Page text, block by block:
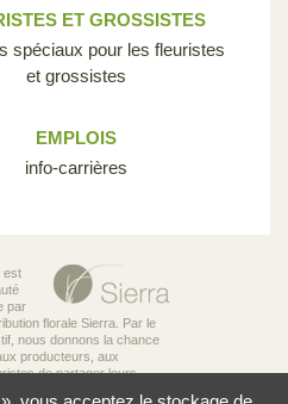
ET GROSSISTES
spéciaux pour les fleuristes
et grossistes
EMPLOIS
info-carrières
est
par
florale Sierra. Par le
nous donnons la chance
producteurs, aux
de partager leurs